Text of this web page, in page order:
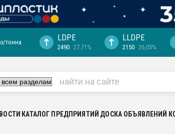
ФРП помог "Ижевскому
тонна LDPE
2490 27,71%
LLDPE
2150 26,05%
КАТАЛОГ ПРЕДПРИЯТИЙ ДОСКА ОБЪЯВЛЕНИЙ